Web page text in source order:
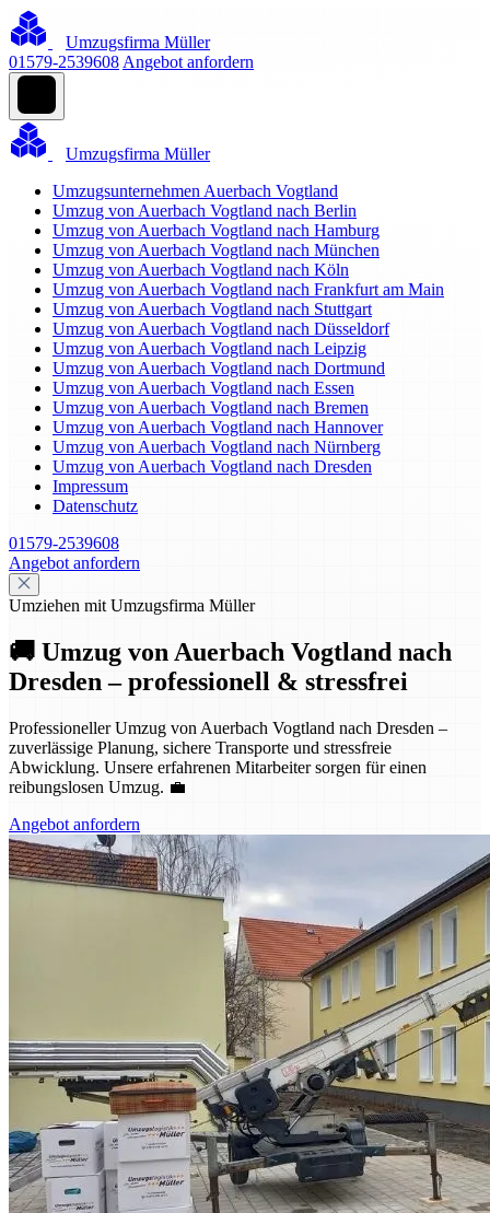
Umzugsfirma Müller
01579-2539608 Angebot anfordern
Umzugsfirma Müller
Umzugsunternehmen Auerbach Vogtland
Umzug von Auerbach Vogtland nach Berlin
Umzug von Auerbach Vogtland nach Hamburg
Umzug von Auerbach Vogtland nach München
Umzug von Auerbach Vogtland nach Köln
Umzug von Auerbach Vogtland nach Frankfurt am Main
Umzug von Auerbach Vogtland nach Stuttgart
Umzug von Auerbach Vogtland nach Düsseldorf
Umzug von Auerbach Vogtland nach Leipzig
Umzug von Auerbach Vogtland nach Dortmund
Umzug von Auerbach Vogtland nach Essen
Umzug von Auerbach Vogtland nach Bremen
Umzug von Auerbach Vogtland nach Hannover
Umzug von Auerbach Vogtland nach Nürnberg
Umzug von Auerbach Vogtland nach Dresden
Impressum
Datenschutz
01579-2539608
Angebot anfordern
Umziehen mit Umzugsfirma Müller
🚚 Umzug von Auerbach Vogtland nach
Dresden – professionell & stressfrei
Professioneller Umzug von Auerbach Vogtland nach Dresden –
zuverlässige Planung, sichere Transporte und stressfreie
Abwicklung. Unsere erfahrenen Mitarbeiter sorgen für einen
reibungslosen Umzug. 💼
Angebot anfordern